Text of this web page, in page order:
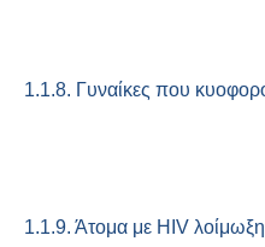
1.1.8. Γυναίκες που
1.1.9. Άτομα με HIV